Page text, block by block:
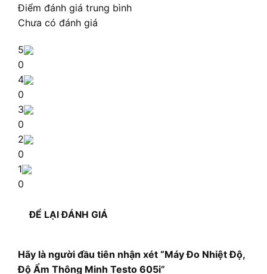
Điểm đánh giá trung bình
Chưa có đánh giá
5
0
4
0
3
0
2
0
1
0
ĐỂ LẠI ĐÁNH GIÁ
Hãy là người đầu tiên nhận xét “Máy Đo Nhiệt Độ,
Độ Ẩm Thông Minh Testo 605i”